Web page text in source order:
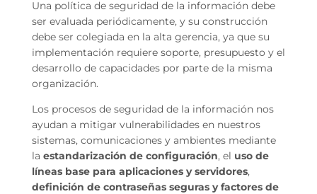
Una política de seguridad de la información debe
ser evaluada periódicamente, y su construcción
debe ser colegiada en la alta gerencia, ya que su
implementación requiere soporte, presupuesto y el
desarrollo de capacidades por parte de la misma
organización.
Los procesos de seguridad de la información nos
ayudan a mitigar vulnerabilidades en nuestros
sistemas, comunicaciones y ambientes mediante
la estandarización de configuración, el uso de
líneas base para aplicaciones y servidores,
definición de contraseñas seguras y factores de